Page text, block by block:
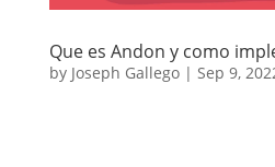
Que es Andon y como
by Joseph Gallego| Sep 9,